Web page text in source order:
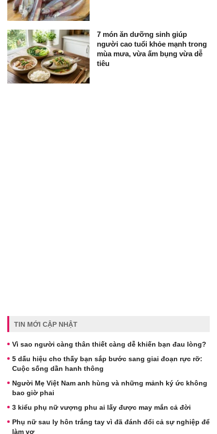
7 món ăn dưỡng sinh giúp
người cao tuổi khỏe mạnh trong
mùa mưa, vừa ấm bụng vừa dễ
tiêu
TIN MỚI CẬP NHẬT
Vì sao người càng thân thiết càng dễ khiến bạn đau lòng?
5 dấu hiệu cho thấy bạn sắp bước sang giai đoạn rực rỡ:
Cuộc sống dần hanh thông
Người Mẹ Việt Nam anh hùng và những mảnh ký ức không
bao giờ phai
3 kiểu phụ nữ vượng phu ai lấy được may mắn cả đời
Phụ nữ sau ly hôn trắng tay vì đã đánh đổi cả sự nghiệp để
làm vợ